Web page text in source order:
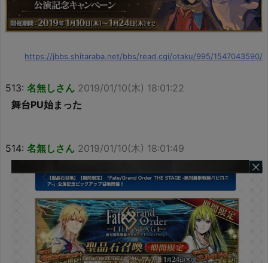
https://jbbs.shitaraba.net/bbs/read.cgi/otaku/995/1547043590/
513: 名無しさん 2019/01/10(木) 18:01:22
舞台PU始まった
514: 名無しさん 2019/01/10(木) 18:01:49